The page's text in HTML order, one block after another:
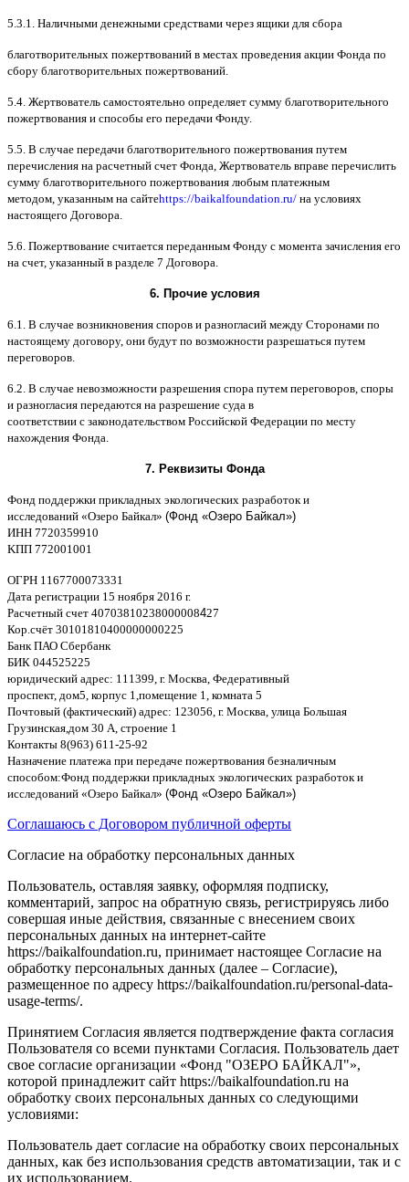
5.3.1. Наличными денежными средствами через ящики для сбора
благотворительных пожертвований в местах проведения акции Фонда по
сбору благотворительных пожертвований
5.4. Жертвователь самостоятельно определяет сумму благотворительного
пожертвования и способы его передачи Фонду.
5.5. B случае передачи благотворительного пожертвования путем
перечисления на расчетный счет Фонда Жертвователь вправе перечислить
сумму благотворительного пожертвования любым платежным
методом указанным на сайтеhttps://baikalfoundation.ru/ на условиях
настоящего Договора
5.6. Пожертвование считается переданным Фонду с момента зачисления его
на счет, указанный в разделе 7 Договора
6. Прочие условия
6.1. B случае возникновения споров и разногласий между Сторонами по
настоящему договору, они будут по возможности разрешаться путем
переговоров
6.2. B случае невозможности разрешения спора путем переговоров споры
и разногласия передаются на разрешение суда в
соответствии c законодательством Российской Федерации по месту
нахождения Фонда
7. Реквизиты Фонда
Фонд поддержки прикладных экологических разработок и
исследований «Озеро Байкал» (Фонд «Озеро Байкал»)
ИНН 7720359910
KПП 772001001
ОГРН 1167700073331
Дата регистрации 15 ноября 2016 г.
Расчетный счет 40703810238000008427
Кор счёт 30101810400000000225
Банк ПАО Сбербанк
БИК 044525225
юридический адрес: 111399, г. Москва Федеративный
проспект, дом5, корпус 1, помещение 1, комната 5
Почтовый (фактический) адрес: 123056, г. Москва улица Большая
Грузинская дом 30 А строение 1
Контакты 8(963) 611-25-92
Назначение платежа при передаче пожертвования безналичным
способом:Фонд поддержки прикладных экологических разработок и
исследований «Озеро Байкал» (Фонд «Озеро Байкал»)
Соглашаюсь с Договором публичной оферты
Согласие на обработку персональных данных
Пользователь, оставляя заявку, оформляя подписку,
комментарий, запрос на обратную связь, регистрируясь либо
совершая иные действия, связанные с внесением своих
персональных данных на интернет-сайте
https://baikalfoundation.ru, принимает настоящее Согласие на
обработку персональных данных (далее – Согласие),
размещенное по адресу https://baikalfoundation.ru/personal-data-
usage-terms/.
Принятием Согласия является подтверждение факта согласия
Пользователя со всеми пунктами Согласия. Пользователь дает
свое согласие организации «Фонд "ОЗЕРО БАЙКАЛ"»,
которой принадлежит сайт https://baikalfoundation.ru на
обработку своих персональных данных со следующими
условиями:
Пользователь дает согласие на обработку своих персональных
данных, как без использования средств автоматизации, так и с
их использованием.